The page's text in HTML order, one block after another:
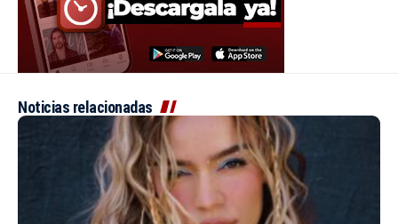
Noticias relacionadas